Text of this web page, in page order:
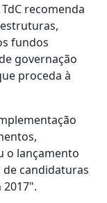
recomenda
fundos
governação
proceda à
o lançamento
candidaturas
2017".